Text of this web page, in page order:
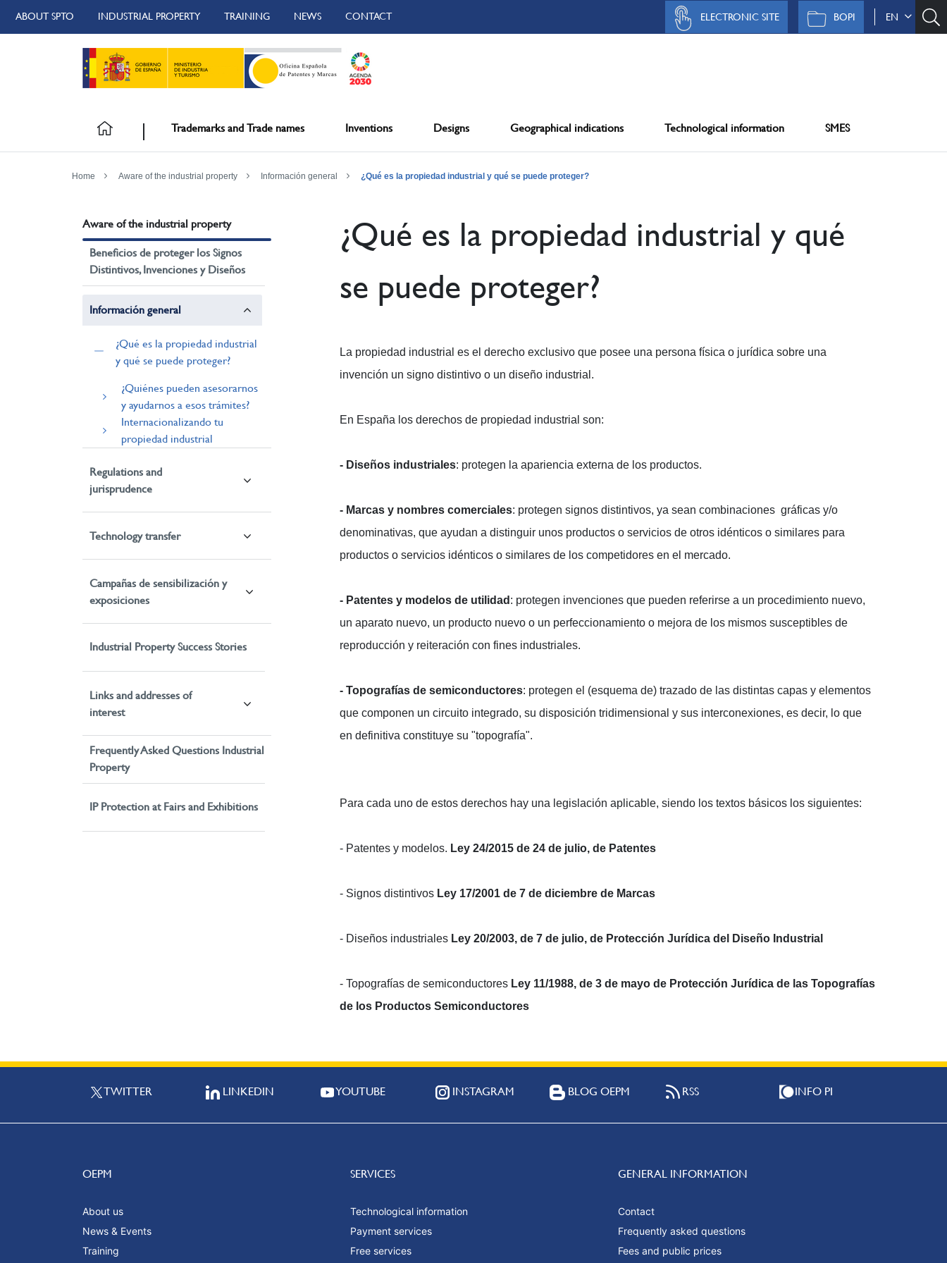
ABOUT SPTO INDUSTRIAL PROPERTY TRAINING NEWS CONTACT EN
BOPI
ELECTRONIC SITE
Trademarks and Trade names Inventions Designs Geographical indications Technological information SMES
Home Aware of the industrial property Información general ¿Qué es la propiedad industrial y qué se puede proteger?
Aware of the industrial property
Beneficios de proteger los Signos
Distintivos, Invenciones y Diseños
Información general
¿Qué es la propiedad industrial
y qué se puede proteger?
¿Quiénes pueden asesorarnos
y ayudarnos a esos trámites?
Internacionalizando tu
propiedad industrial
Regulations and
jurisprudence
Technology transfer
Campañas de sensibilización y
exposiciones
Industrial Property Success Stories
Links and addresses of
interest
Frequently Asked Questions Industrial
Property
IP Protection at Fairs and Exhibitions
¿Qué es la propiedad industrial y qué
se puede proteger?
La propiedad industrial es el derecho exclusivo que posee una persona física o jurídica sobre una
invención un signo distintivo o un diseño industrial.
En España los derechos de propiedad industrial son:
- Diseños industriales: protegen la apariencia externa de los productos.
- Marcas y nombres comerciales: protegen signos distintivos, ya sean combinaciones gráficas y/o
denominativas, que ayudan a distinguir unos productos o servicios de otros idénticos o similares para
productos o servicios idénticos o similares de los competidores en el mercado.
- Patentes y modelos de utilidad : protegen invenciones que pueden referirse a un procedimiento nuevo,
un aparato nuevo, un producto nuevo o un perfeccionamiento o mejora de los mismos susceptibles de
reproducción y reiteración con fines industriales.
- Topografías de semiconductores: protegen el (esquema de) trazado de las distintas capas y elementos
que componen un circuito integrado, su disposición tridimensional y sus interconexiones, es decir, lo que
en definitiva constituye su "topografía".
Para cada uno de estos derechos hay una legislación aplicable, siendo los textos básicos los siguientes:
- Patentes y modelos. Ley 24/2015 de 24 de julio, de Patentes
- Signos distintivos Ley 17/2001 de 7 de diciembre de Marcas
- Diseños industriales Ley 20/2003, de 7 de julio, de Protección Jurídica del Diseño Industrial
- Topografías de semiconductores Ley 11/1988, de 3 de mayo de Protección Jurídica de las Topografías
de los Productos Semiconductores
TWITTER LINKEDIN YOUTUBE INSTAGRAM BLOG OEPM RSS INFO PI
OEPM
About us
News & Events
Training
SERVICES
Technological information
Payment services
Free services
GENERAL INFORMATION
Contact
Frequently asked questions
Fees and public prices